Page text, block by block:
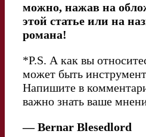
можно, нажав на
этой статье или на
романа!
*P.S. А как вы
может быть
Напишите в
важно знать ваше
— Bernar Blesedlord